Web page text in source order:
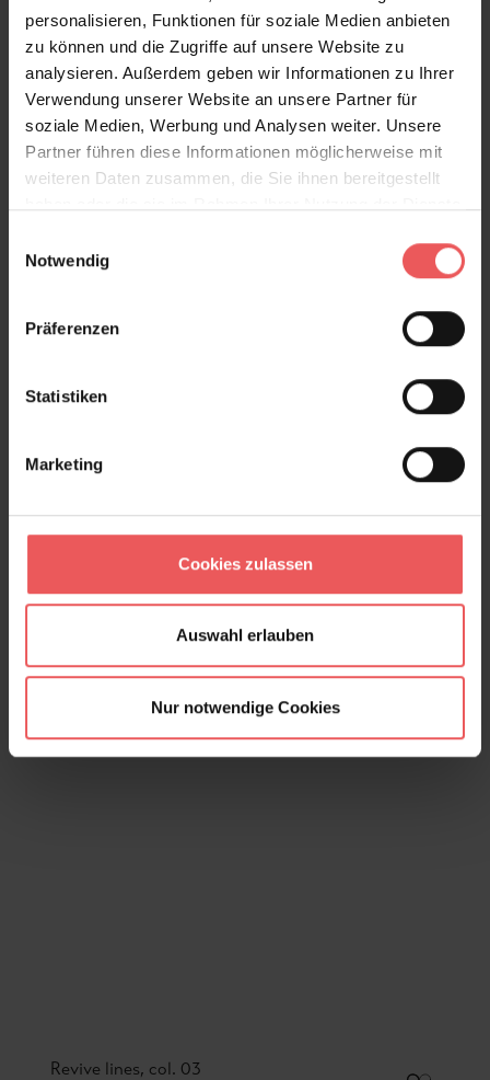
personalisieren, Funktionen für soziale Medien anbieten
zu können und die Zugriffe auf unsere Website zu
analysieren. Außerdem geben wir Informationen zu Ihrer
Verwendung unserer Website an unsere Partner für
soziale Medien, Werbung und Analysen weiter. Unsere
Partner führen diese Informationen möglicherweise mit
weiteren Daten zusammen, die Sie ihnen bereitgestellt
Notwendig
Präferenzen
Statistiken
Marketing
Cookies zulassen
Auswahl erlauben
Nur notwendige Cookies
84,95 €
Revive lines, col. 03